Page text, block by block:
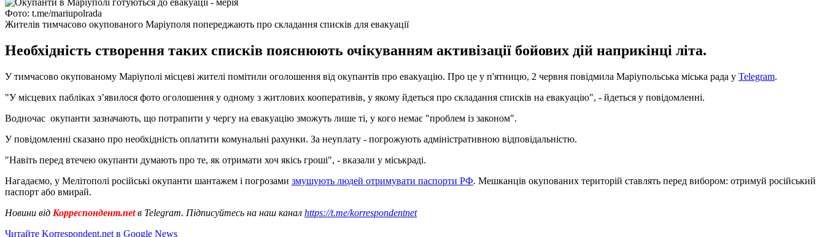
Фото: t.me/mariupolrada
Жителів тимчасово окупованого Маріуполя попереджають про складання списків для евакуації
Необхідність створення таких списків пояснюють очікуванням активізації бойових дій наприкінці літа.
У тимчасово окупованому Маріуполі місцеві жителі помітили оголошення від окупантів про евакуацію. Про це у п'ятницю, 2 червня повідмила Маріупольська міська рада у Telegram.
"У місцевих пабліках зʼявилося фото оголошення у одному з житлових кооперативів, у якому йдеться про складання списків на евакуацію", - йдеться у повідомленні.
Водночас окупанти зазначають, що потрапити у чергу на евакуацію зможуть лише ті, у кого немає "проблем із законом".
У повідомленні сказано про необхідність оплатити комунальні рахунки. За неуплату - погрожують адміністративною відповідальністю.
"Навіть перед втечею окупанти думають про те, як отримати хоч якісь гроші", - вказали у міськраді.
Нагадаємо, у Мелітополі російські окупанти шантажем і погрозами змушують людей отримувати паспорти РФ. Мешканців окупованих територій ставлять перед вибором: отримуй російський
паспорт або вмирай.
Новини від Корреспондент.netв Telegram. Підписуйтесь на наш канал https://t.me/korrespondentnet
Читайте Korrespondent.net в Google News